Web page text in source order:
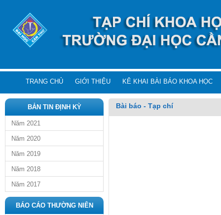
TRANG CHỦ GIỚI THIỆU KÊ KHAI BÀI BÁO KHOA HỌC
BẢN TIN ĐỊNH KỲ
Năm 2021
Năm 2020
Năm 2019
Năm 2018
Năm 2017
BÁO CÁO THƯỜNG NIÊN
Bài báo - Tạp chí